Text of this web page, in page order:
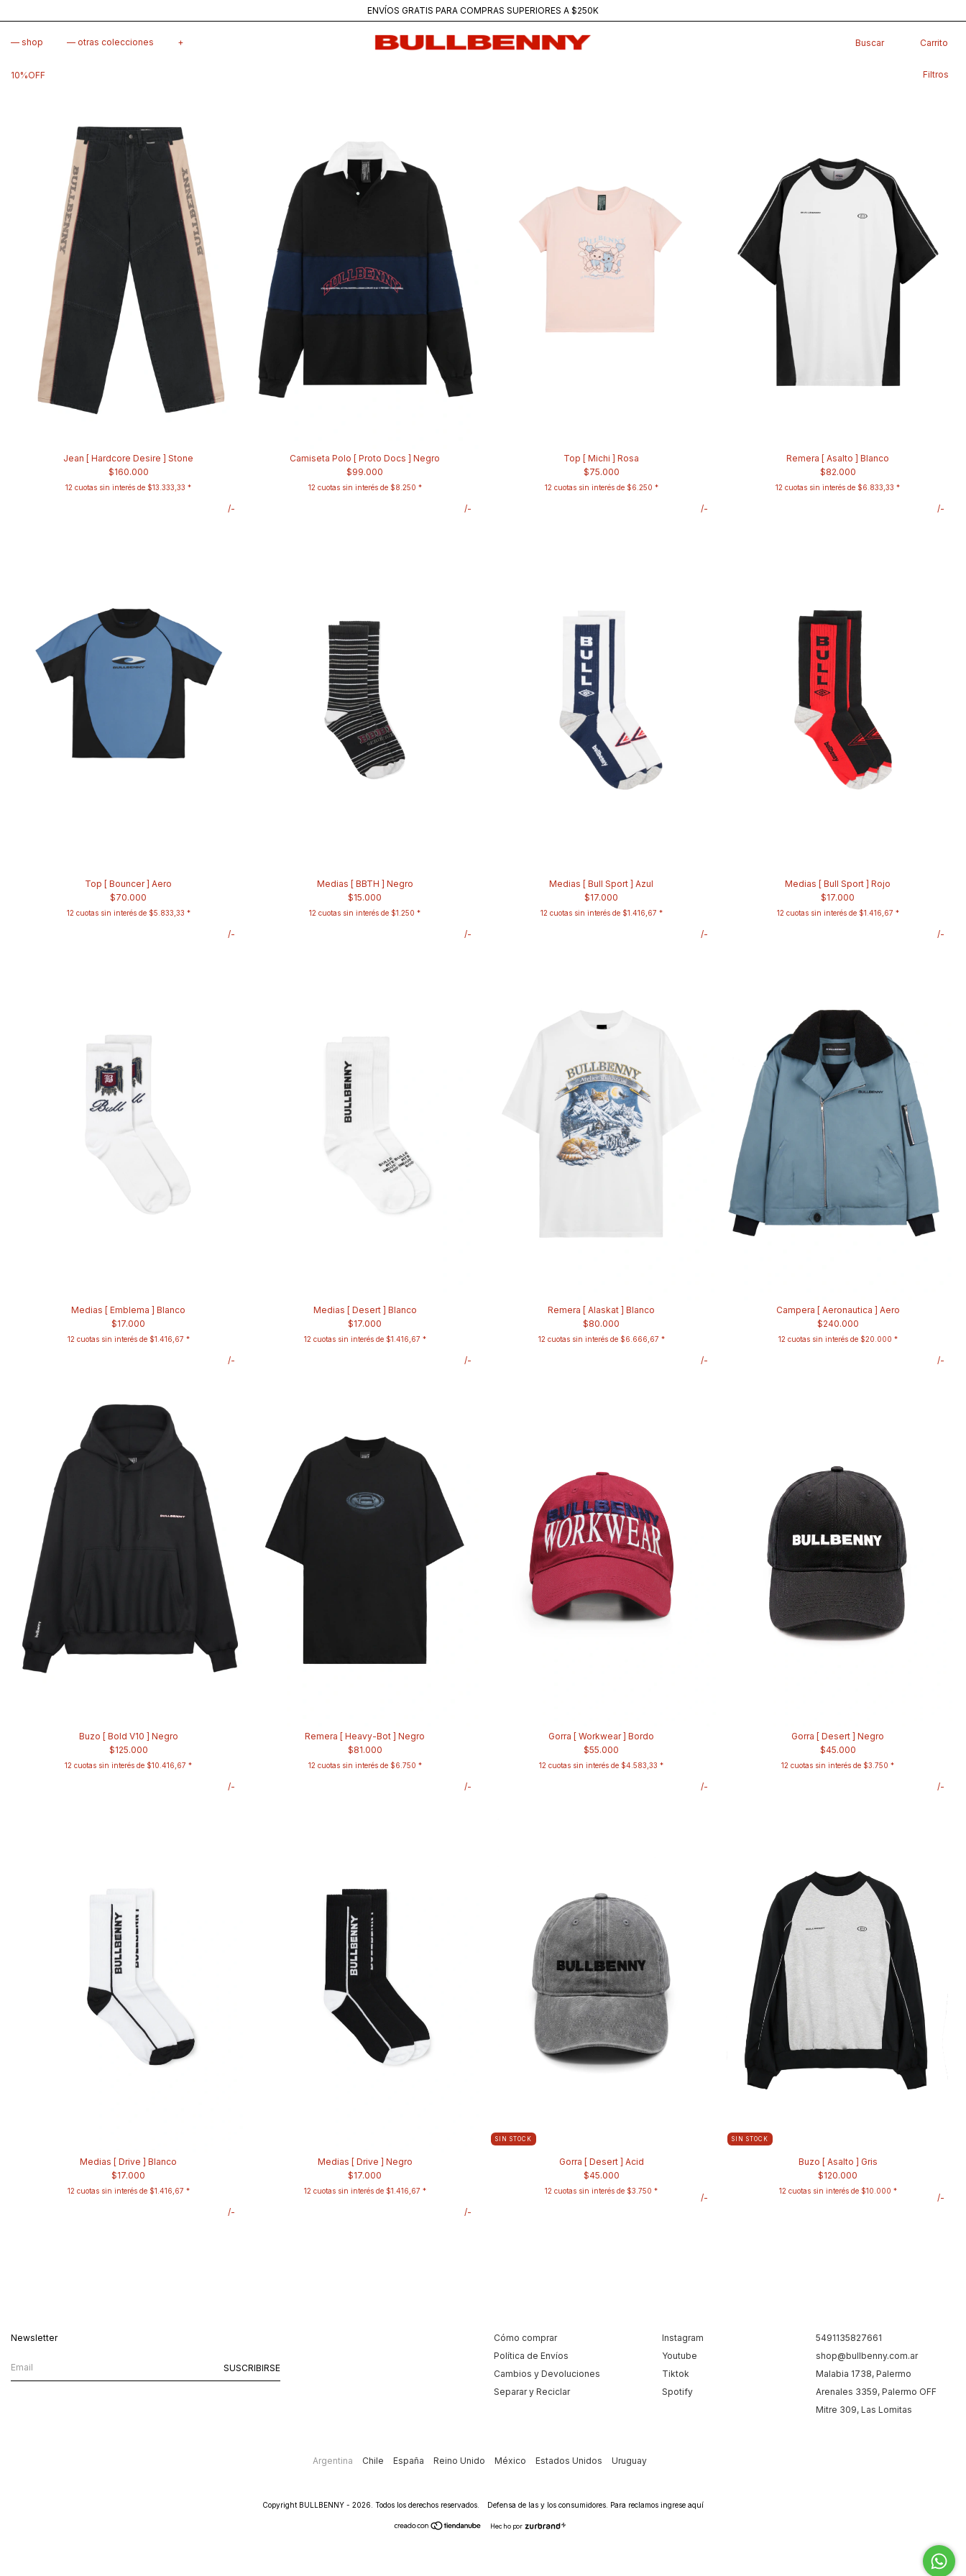
ENVÍOS GRATIS PARA COMPRAS SUPERIORES A $250K
— shop
— otras colecciones + Buscar Carrito
10%OFF Filtros
Jean [ Hardcore Desire ] Stone
$160.000
12 cuotas sin interés de $13.333,33
Camiseta Polo [ Proto Docs ] Negro
$99.000
12 cuotas sin interés de $8.250
Top [ Michi ] Rosa
$75.000
12 cuotas sin interés de $6.250
Remera [ Asalto ] Blanco
$82.000
12 cuotas sin interés de $6.833,33
Top [ Bouncer ] Aero
$70.000
12 cuotas sin interés de $5.833,33
Medias [ BBTH ] Negro
$15.000
12 cuotas sin interés de $1.250
Medias [ Bull Sport ] Azul
$17.000
12 cuotas sin interés de $1.416,67
Medias [ Bull Sport ] Rojo
$17.000
12 cuotas sin interés de $1.416,67
Medias [ Emblema ] Blanco
$17.000
12 cuotas sin interés de $1.416,67
Medias [ Desert ] Blanco
$17.000
12 cuotas sin interés de $1.416,67
Remera [ Alaskat ] Blanco
$80.000
12 cuotas sin interés de $6.666,67
Campera [ Aeronautica ] Aero
$240.000
12 cuotas sin interés de $20.000
Buzo [ Bold V10 ] Negro
$125.000
12 cuotas sin interés de $10.416,67
Remera [ Heavy-Bot ] Negro
$81.000
12 cuotas sin interés de $6.750
Gorra [ Workwear ] Bordo
$55.000
12 cuotas sin interés de $4.583,33
Gorra [ Desert ] Negro
$45.000
12 cuotas sin interés de $3.750
Medias [ Drive ] Blanco
$17.000
12 cuotas sin interés de $1.416,67
Medias [ Drive ] Negro
$17.000
12 cuotas sin interés de $1.416,67
SIN STOCK
Gorra [ Desert ] Acid
$45.000
12 cuotas sin interés de $3.750
SIN STOCK
Buzo [ Asalto ] Gris
$120.000
12 cuotas sin interés de $10.000
Newsletter
Cómo comprar
Política de Envíos
Cambios y Devoluciones
Separar y Reciclar
Instagram
Youtube
Tiktok
Spotify
5491135827661
shop@bullbenny.com.ar
Malabia 1738, Palermo
Arenales 3359, Palermo OFF
Mitre 309, Las Lomitas
Argentina Chile España Reino Unido México Estados Unidos Uruguay
Copyright BULLBENNY - 2026. Todos los derechos reservados. Defensa de las y los consumidores. Para reclamos ingrese aquí
Hecho por